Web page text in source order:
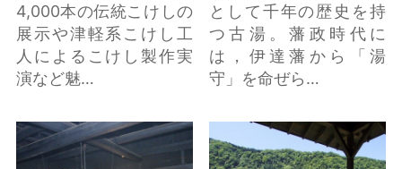
4,000本の伝統こけしの
展示や津軽系こけし工
人によるこけし製作実
演など魅…
として千年の歴史を持
つ古湯。藩政時代に
は，伊達藩から「湯
守」を命ぜら…
奥州市武家住宅資料館
の詳細はこちら
早戸温泉つるの湯 の詳
細はこちら